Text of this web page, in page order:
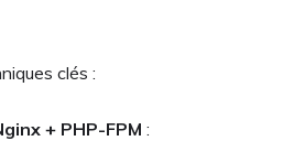
clés :
+ PHP-FPM :